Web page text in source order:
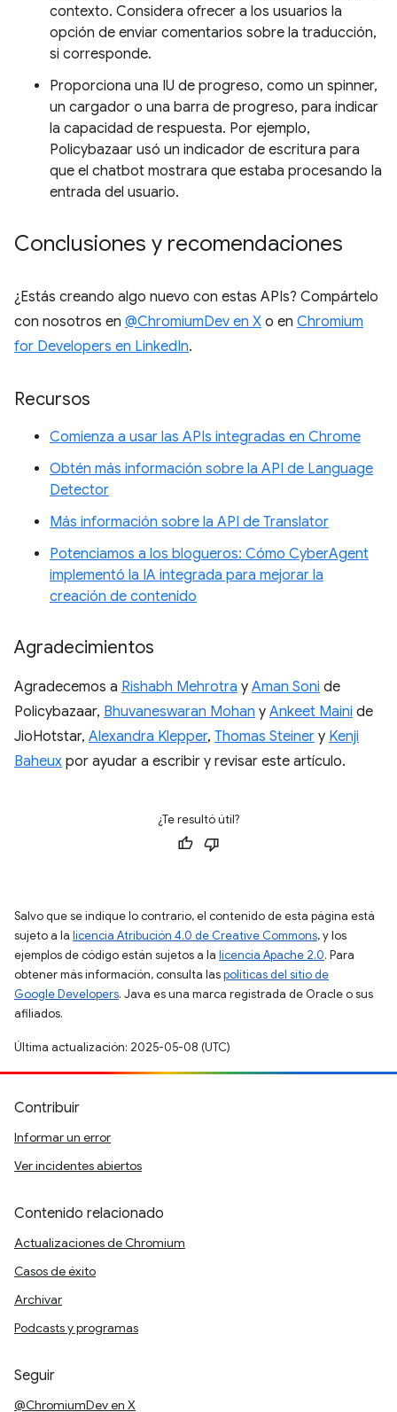
contexto. Considera ofrecer a los usuarios la
opción de enviar comentarios sobre la traducción,
si corresponde.
Proporciona una IU de progreso, como un spinner,
un cargador o una barra de progreso, para indicar
la capacidad de respuesta. Por ejemplo,
Policybazaar usó un indicador de escritura para
que el chatbot mostrara que estaba procesando la
entrada del usuario.
Conclusiones y recomendaciones
¿Estás creando algo nuevo con estas APIs? Compártelo
con nosotros en @ChromiumDev en X o en Chromium
for Developers en LinkedIn.
Recursos
Comienza a usar las APIs integradas en Chrome
Obtén más información sobre la API de Language
Detector
Más información sobre la API de Translator
Potenciamos a los blogueros: Cómo CyberAgent
implementó la IA integrada para mejorar la
creación de contenido
Agradecimientos
Agradecemos a Rishabh Mehrotra y Aman Soni de
Policybazaar, Bhuvaneswaran Mohan y Ankeet Maini de
JioHotstar, Alexandra Klepper, Thomas Steiner y Kenji
Baheux por ayudar a escribir y revisar este artículo.
¿Te resultó útil?
Salvo que se indique lo contrario, el contenido de esta página está
sujeto a la licencia Atribución 4.0 de Creative Commons, y los
ejemplos de código están sujetos a la licencia Apache 2.0. Para
obtener más información, consulta laspolíticas del sitio de
Google Developers. Java es una marca registrada de Oracle o sus
afiliados.
Última actualización: 2025-05-08 (UTC)
Contribuir
Informar un error
Ver incidentes abiertos
Contenido relacionado
Actualizaciones de Chromium
Casos de éxito
Archivar
Podcasts y programas
Seguir
@ChromiumDev en X